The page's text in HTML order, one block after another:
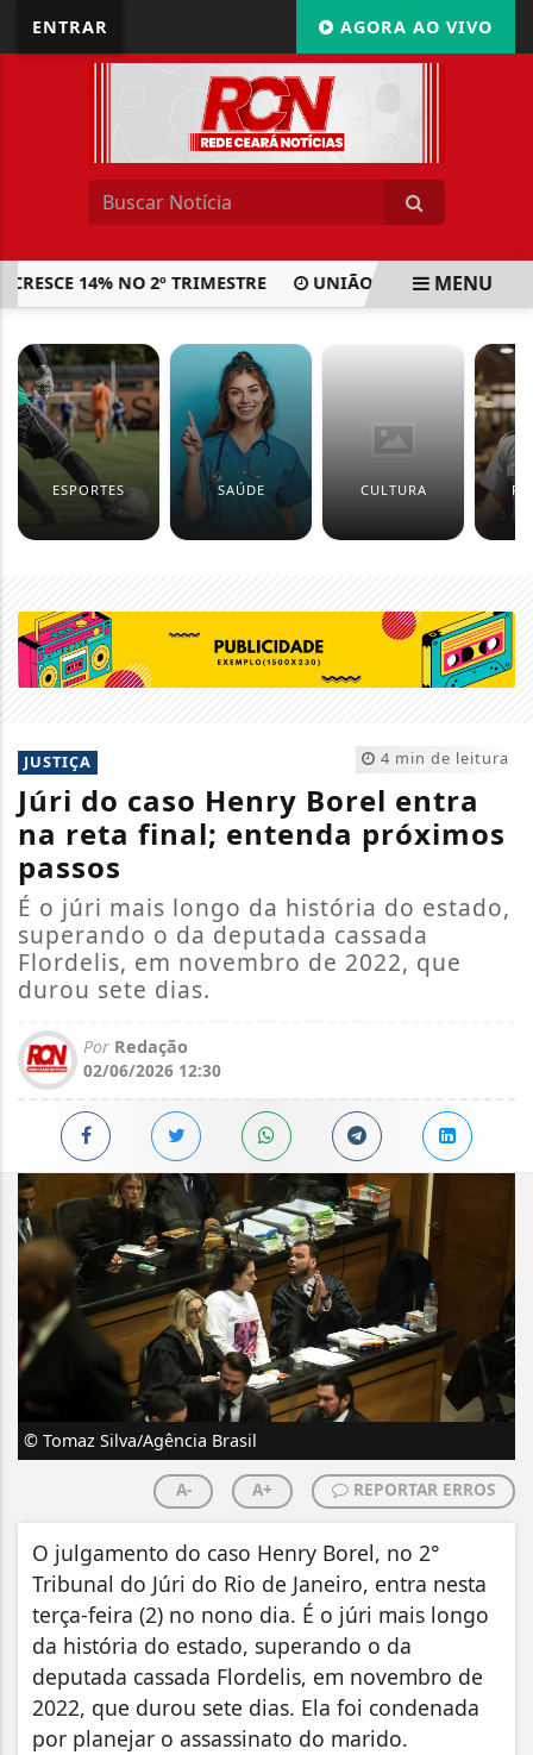
ENTRAR AGORA AO VIVO
14% NO 2º TRIMESTRE UNIÃO TERÁ DE INICIAR
MENU
ESPORTES SAÚDE CULTURA
4 min de leitura
JUSTIÇA
Júri do caso Henry Borel entra
na reta final; entenda próximos
passos
É o júri mais longo da história do estado,
superando o da deputada cassada
Flordelis, em novembro de 2022, que
durou sete dias.
Por Redação
02/06/2026 12:30
© Tomaz Silva/Agência Brasil
A- A+ REPORTAR ERROS
O julgamento do caso Henry Borel, no 2°
Tribunal do Júri do Rio de Janeiro, entra nesta
terça-feira (2) no nono dia. É o júri mais longo
da história do estado, superando o da
deputada cassada Flordelis, em novembro de
2022, que durou sete dias. Ela foi condenada
por planejar o assassinato do marido.